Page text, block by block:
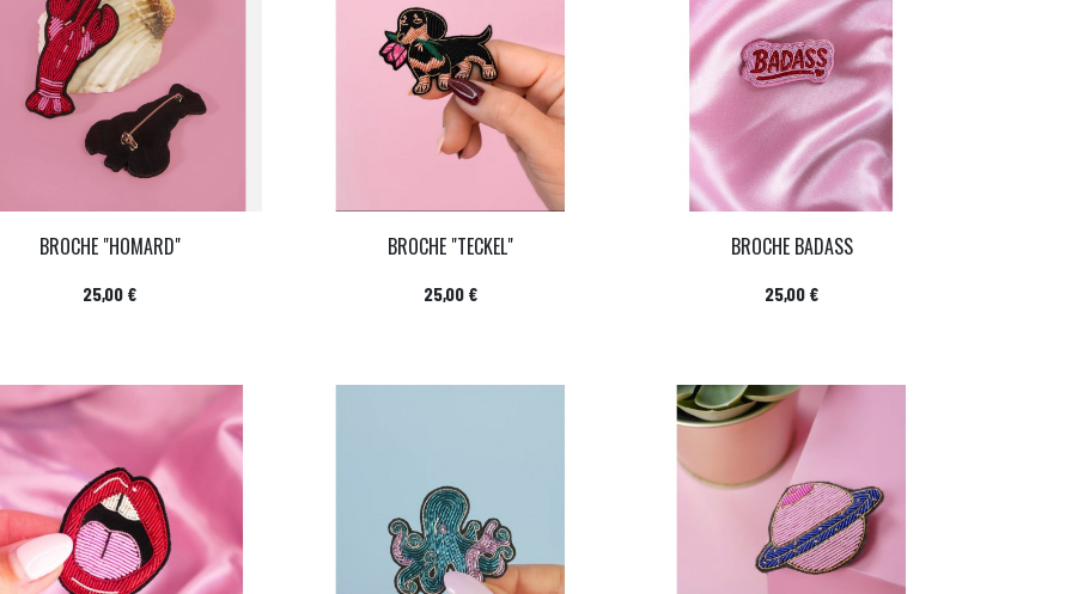
BROCHE "HOMARD"
Prix
25,00 €
BROCHE "TECKEL"
Prix
25,00 €
BROCHE BADASS
Prix
25,00 €